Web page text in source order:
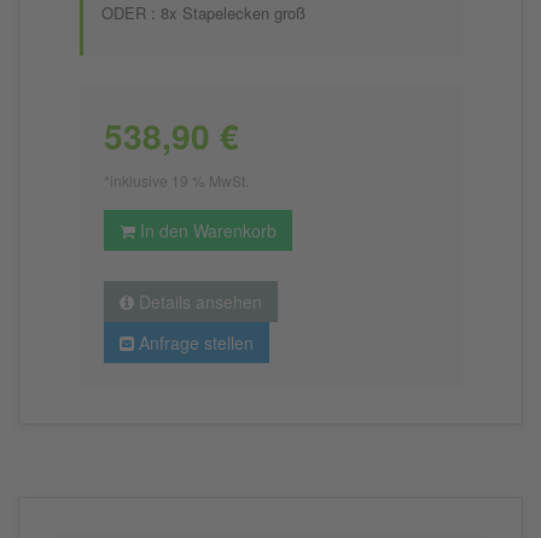
ODER : 8x Stapelecken groß
538,90 €
*inklusive 19 % MwSt.
In den Warenkorb
Details ansehen
Anfrage stellen